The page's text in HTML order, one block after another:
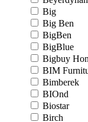
Big
Big Ben
BigBen
BigBlue
Bigbuy
BIM
Bimberek
BIOnd
Biostar
Birch